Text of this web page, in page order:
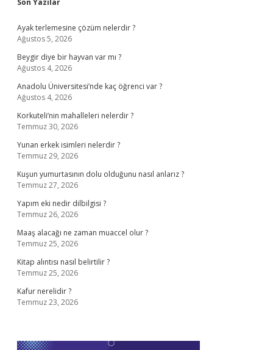
Sidebar
Son Yazılar
Ayak terlemesine çözüm nelerdir ?
Ağustos 5, 2026
Beygir diye bir hayvan var mı ?
Ağustos 4, 2026
Anadolu Üniversitesi’nde kaç öğrenci var ?
Ağustos 4, 2026
Korkuteli’nin mahalleleri nelerdir ?
Temmuz 30, 2026
Yunan erkek isimleri nelerdir ?
Temmuz 29, 2026
Kuşun yumurtasının dolu olduğunu nasıl anlarız ?
Temmuz 27, 2026
Yapım eki nedir dilbilgisi ?
Temmuz 26, 2026
Maaş alacağı ne zaman muaccel olur ?
Temmuz 25, 2026
Kitap alıntısı nasıl belirtilir ?
Temmuz 25, 2026
Kafur nerelidir ?
Temmuz 23, 2026